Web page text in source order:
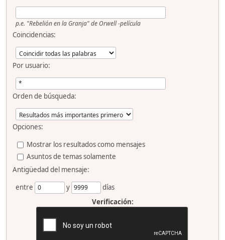
p.e. "Rebelión en la Granja" de Orwell -película
Coincidencias:
Por usuario:
Orden de búsqueda:
Opciones:
Mostrar los resultados como mensajes
Asuntos de temas solamente
Antigüedad del mensaje:
entre
y
días
Verificación: